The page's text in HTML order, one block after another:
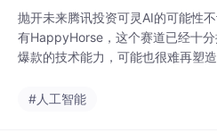
抛开未来腾讯投资可灵AI的可能性
有HappyHorse，这个赛道已经十
爆款的技术能力，可能也很难再塑
不在于TME把已经买到手的曲库、
#人工智能